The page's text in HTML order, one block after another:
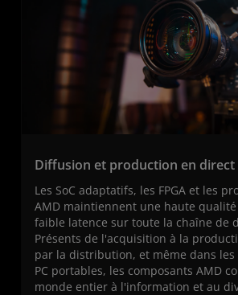
Diffusion et production en direct
Les SoC adaptatifs, les FPGA et les
AMD maintiennent une haute
faible latence sur toute la chaîne de
Présents de l'acquisition à la
par la distribution, et même dans
PC portables, les composants AMD
monde entier à l'information et au